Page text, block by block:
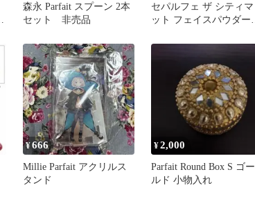
森永 Parfait スプーン 2本
セット 非売品
セパルフェ ザ シティマ
ット フェイスパウダー
¥666
Millie Parfait アクリルス
タンド
¥2,000
Parfait Round Box S ゴー
ルド 小物入れ